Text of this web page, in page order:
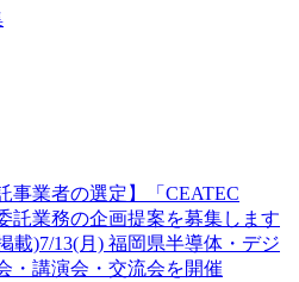
事業者の選定】「CEATEC
託業務の企画提案を募集します
載)7/13(月) 福岡県半導体・デジ
・講演会・交流会を開催